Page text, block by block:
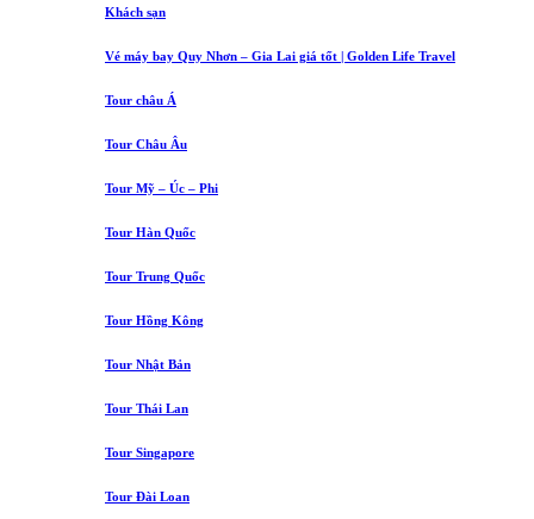
Khách sạn
Vé máy bay Quy Nhơn – Gia Lai giá tốt | Golden Life Travel
Tour châu Á
Tour Châu Âu
Tour Mỹ – Úc – Phi
Tour Hàn Quốc
Tour Trung Quốc
Tour Hồng Kông
Tour Nhật Bản
Tour Thái Lan
Tour Singapore
Tour Đài Loan